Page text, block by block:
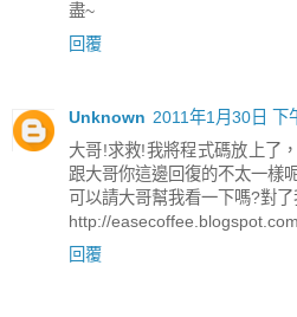
盡~
回覆
Unknown 2011年1月30日 下
大哥!求救!我將程式碼放上了
跟大哥你這邊回復的不太一樣
可以請大哥幫我看一下嗎?對了
http://
回覆